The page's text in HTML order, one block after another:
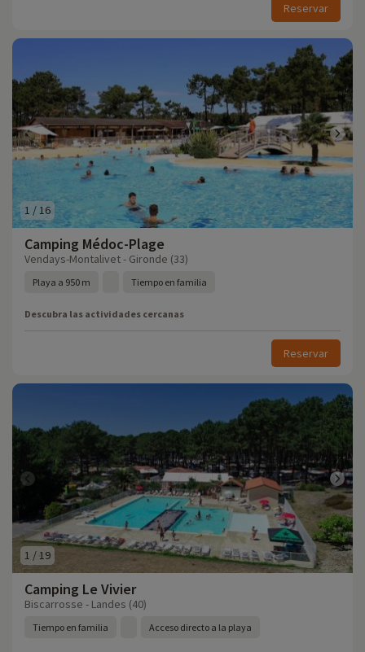
Reservar
1 /16
Camping Médoc-Plage
Vendays-Montalivet - Gironde (33)
Playa a 950 m Tiempo en familia
Descubra las actividades cercanas
Reservar
1 / 19
Camping Le Vivier
Biscarrosse - Landes (40)
Tiempo en familia Acceso directo a la playa